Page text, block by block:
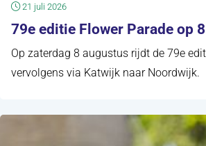
79e editie Flower Parade op
21 juli 2026
Op zaterdag 8 augustus rijdt de 79e
vervolgens via Katwijk naar Noordwijk.